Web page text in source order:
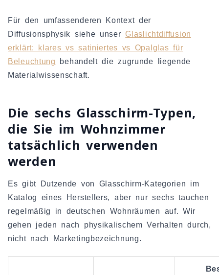
Für den umfassenderen Kontext der
Diffusionsphysik siehe unser Glaslichtdiffusion
erklärt: klares vs satiniertes vs Opalglas für
Beleuchtung
behandelt die zugrunde liegende
Materialwissenschaft.
Die sechs Glasschirm-Typen,
die Sie im Wohnzimmer
tatsächlich verwenden
werden
Es gibt Dutzende von Glasschirm-Kategorien im
Katalog eines Herstellers, aber nur sechs tauchen
regelmäßig in deutschen Wohnräumen auf. Wir
gehen jeden nach physikalischem Verhalten durch,
nicht nach Marketingbezeichnung.